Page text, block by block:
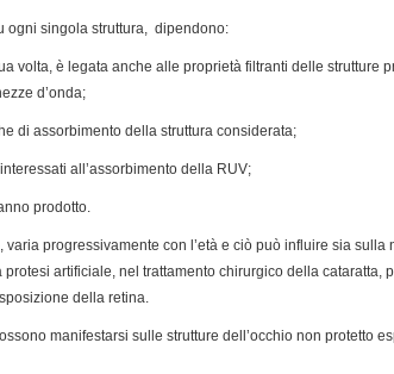
ogni singola struttura, dipendono:
volta, è legata anche alle proprietà filtranti delle strutture
d’onda;
di assorbimento della struttura considerata;
all’assorbimento della RUV;
prodotto.
progressivamente con l’età e ciò può influire sia
artificiale, nel trattamento chirurgico della cataratta,
della retina.
manifestarsi sulle strutture dell’occhio non protetto